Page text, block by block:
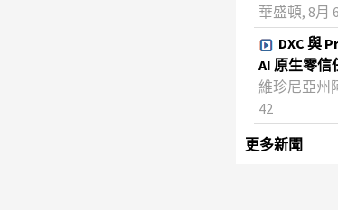
華盛頓, 8月
DXC 與
AI 原生零信
維珍尼亞州
42
更多新聞